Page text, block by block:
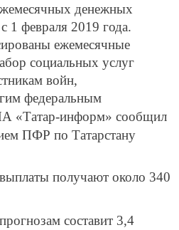
денежных
1 февраля 2019 года.
ежемесячные
социальных услуг
войн,
федеральным
«Татар-информ» сообщил
ПФР по Татарстану
получают около 340
составит 3,4